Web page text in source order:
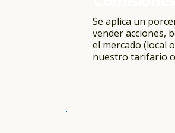
Se aplica un
vender acciones,
el mercado (local
nuestro tarifario